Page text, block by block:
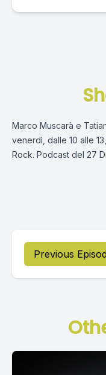
Marco Muscarà e
venerdì, dalle 10 alle
Rock. Podcast del 27
Previous